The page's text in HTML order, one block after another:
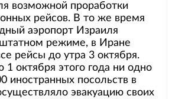
возможной проработки
рейсов. В то же время
аэропорт Израиля
штатном режиме, в Иране
рейсы до утра 3 октября.
1 октября этого года ни одно
иностранных посольств в
эвакуацию своих